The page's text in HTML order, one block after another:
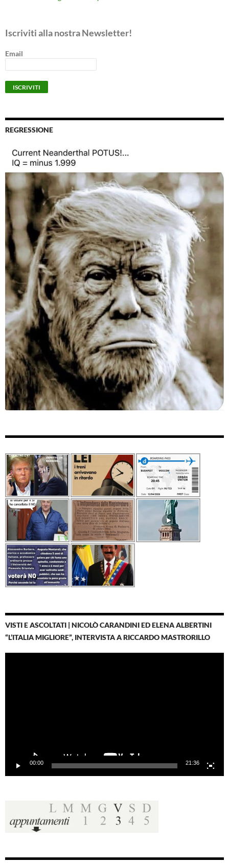
Iscriviti alla nostra Newsletter!
Email
REGRESSIONE
VISTI E ASCOLTATI | NICOLÒ CARANDINI ED ELENA ALBERTINI
“L’ITALIA MIGLIORE”, INTERVISTA A RICCARDO MASTRORILLO
00:00 21:36